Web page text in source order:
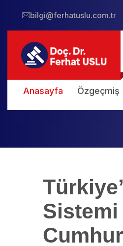
bilgi@ferhatuslu.com.tr
Anasayfa Özgeçmiş
Sistemi